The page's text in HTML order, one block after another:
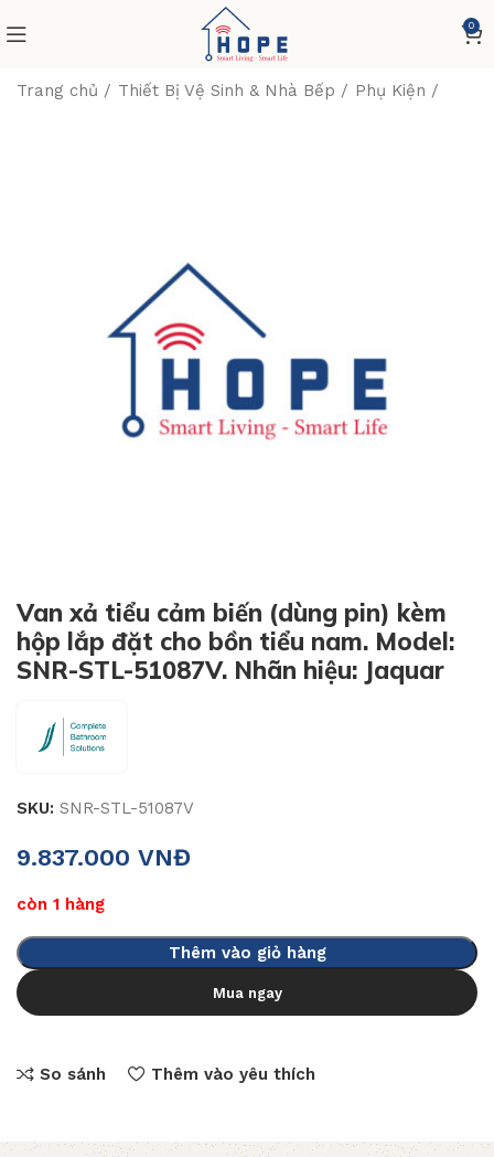
0
Trang chủ Thiết Bị Vệ Sinh & Nhà Bếp Phụ Kiện
Van xả tiểu cảm biến (dùng pin) kèm
hộp lắp đặt cho bồn tiểu nam. Model:
SNR-STL-51087V. Nhãn hiệu: Jaquar
SKU: SNR-STL-51087V
9.837.000 VNĐ
còn 1 hàng
Thêm vào giỏ hàng
Mua ngay
So sánh Thêm vào yêu thích